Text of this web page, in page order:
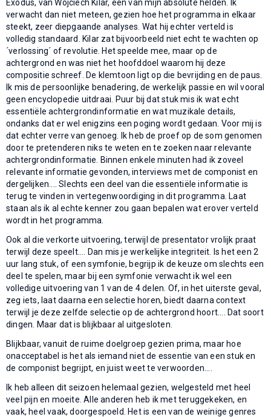
Exodus, van Wojciech Kilar, een van mijn absolute helden. Ik
verwacht dan niet meteen, gezien hoe het programma in elkaar
steekt, zeer diepgaande analyses. Wat hij echter verteld is
volledig standaard. Kilar zat bijvoorbeeld niet echt te wachten op
´verlossing´ of revolutie. Het speelde mee, maar op de
achtergrond en was niet het hoofddoel waarom hij deze
compositie schreef. De klemtoon ligt op die bevrijding en de paus.
Ik mis de persoonlijke benadering, de werkelijk passie en wil vooral
geen encyclopedie uitdraai. Puur bij dat stuk mis ik wat echt
essentiële achtergrondinformatie en wat muzikale details,
ondanks dat er wel enigzins een poging wordt gedaan. Voor mij is
dat echter verre van genoeg. Ik heb de proef op de som genomen
door te pretenderen niks te weten en te zoeken naar relevante
achtergrondinformatie. Binnen enkele minuten had ik zoveel
relevante informatie gevonden, interviews met de componist en
dergelijken.... Slechts een deel van die essentiële informatie is
terug te vinden in vertegenwoordiging in dit programma. Laat
staan als ik al echte kenner zou gaan bepalen wat erover verteld
wordt in het programma.
Ook al die verkorte uitvoering, terwijl de presentator vrolijk praat
terwijl deze speelt.... Dan mis je werkelijke integriteit. Is het een 2
uur lang stuk, of een symfonie, begrijp ik de keuze om slechts een
deel te spelen, maar bij een symfonie verwacht ik wel een
volledige uitvoering van 1 van de 4 delen. Of, in het uiterste geval,
zeg iets, laat daarna een selectie horen, biedt daarna context
terwijl je deze zelfde selectie op de achtergrond hoort.... Dat soort
dingen. Maar dat is blijkbaar al uitgesloten.
Blijkbaar, vanuit de ruime doelgroep gezien prima, maar hoe
onacceptabel is het als iemand niet de essentie van een stuk en
de componist begrijpt, en juist weet te verwoorden....
Ik heb alleen dit seizoen helemaal gezien, welgesteld met heel
veel pijn en moeite. Alle anderen heb ik met teruggekeken, en
vaak, heel vaak, doorgespoeld. Het is een van de weinige genres